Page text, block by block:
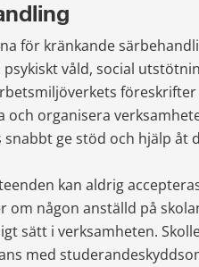
för kränkande
våld, social
och organisera
ge stöd och hjälp åt
kan aldrig
om någon anställd på
sätt i verksamheten.
med